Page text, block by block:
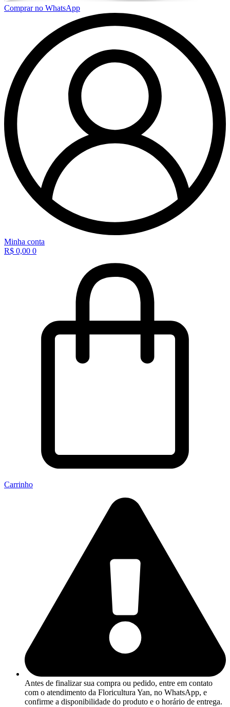
Comprar no WhatsApp
Minha conta
R$ 0,00 0
Carrinho
Antes de finalizar sua compra ou pedido, entre em contato
com o atendimento da Floricultura Yan, no WhatsApp, e
confirme a disponibilidade do produto e o horário de entrega.